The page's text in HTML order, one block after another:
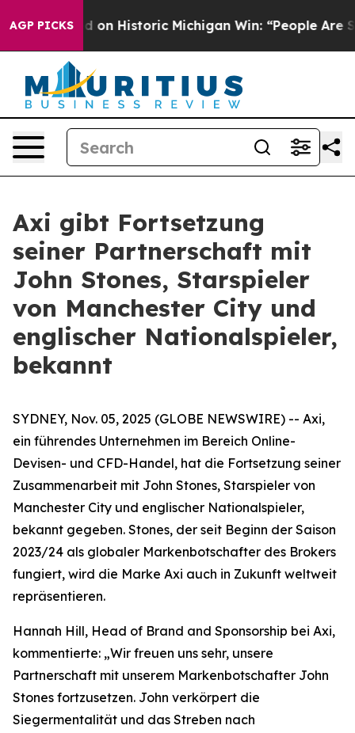
AGP PICKS
El-Sayed on Historic Michigan Win: “People Are
Axi gibt Fortsetzung
seiner Partnerschaft mit
John Stones, Starspieler
von Manchester City und
englischer Nationalspieler,
bekannt
SYDNEY, Nov. 05, 2025 (GLOBE NEWSWIRE) -- Axi,
ein führendes Unternehmen im Bereich Online-
Devisen- und CFD-Handel, hat die Fortsetzung seiner
Zusammenarbeit mit John Stones, Starspieler von
Manchester City und englischer Nationalspieler,
bekannt gegeben. Stones, der seit Beginn der Saison
2023/24 als globaler Markenbotschafter des Brokers
fungiert, wird die Marke Axi auch in Zukunft weltweit
repräsentieren.
Hannah Hill, Head of Brand and Sponsorship bei Axi,
kommentierte: „Wir freuen uns sehr, unsere
Partnerschaft mit unserem Markenbotschafter John
Stones fortzusetzen. John verkörpert die
Siegermentalität und das Streben nach